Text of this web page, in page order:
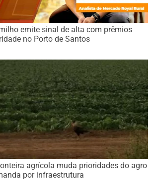
emite sinal de alta com prêmios
no Porto de Santos
agrícola muda prioridades do agro
por infraestrutura